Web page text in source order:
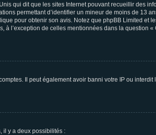
qui dit que les sites Internet pouvant recueillir des
permettant d’identifier un mineur de moins de 13
pour obtenir son avis. Notez que phpBB Limited et
l’exception de celles mentionnées dans la question
Il peut également avoir banni votre IP ou
il y a deux possibilités :